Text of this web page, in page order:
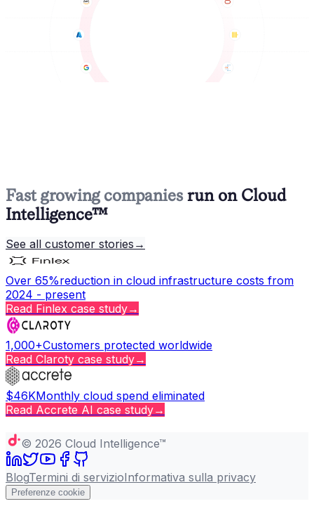
Fast growing companies run on Cloud
Intelligence™
See all customer stories →
Over 65%reduction in cloud infrastructure costs from
2024 - present
Read Finlex case study→
1,000+Customers protected worldwide
Read Claroty case study→
$46KMonthly cloud spend eliminated
Read Accrete AI case study→
© 2026 Cloud Intelligence™
BlogTermini di servizioInformativa sulla privacy
Preferenze cookie